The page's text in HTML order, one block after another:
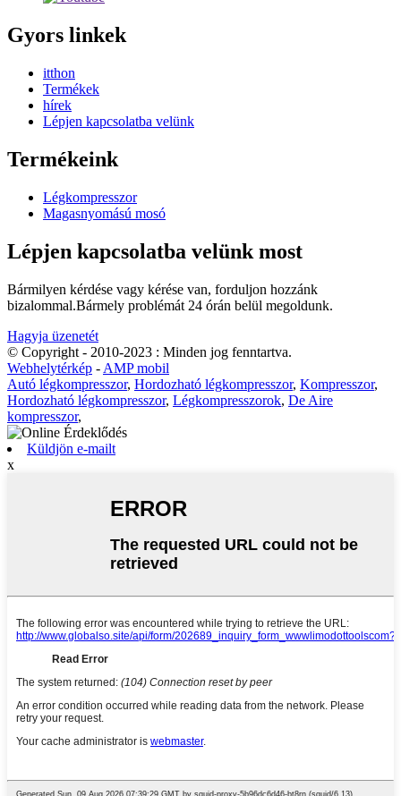
Gyors linkek
itthon
Termékek
hírek
Lépjen kapcsolatba velünk
Termékeink
Légkompresszor
Magasnyomású mosó
Lépjen kapcsolatba velünk most
Bármilyen kérdése vagy kérése van, forduljon hozzánk
bizalommal.Bármely problémát 24 órán belül megoldunk.
Hagyja üzenetét
© Copyright - 2010-2023 : Minden jog fenntartva.
Webhelytérkép - AMP mobil
Autó légkompresszor, Hordozható légkompresszor, Kompresszor,
Hordozható légkompresszor, Légkompresszorok, De Aire
kompresszor,
Küldjön e-mailt
x